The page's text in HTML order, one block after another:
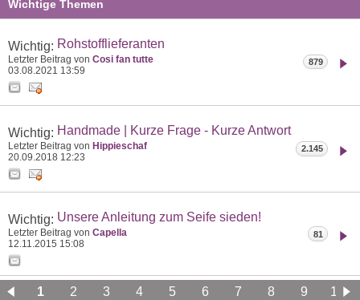
Wichtige Themen
Wichtig: Rohstofflieferanten
Letzter Beitrag von Cosi fan tutte
03.08.2021 13:59
879
Wichtig: Handmade | Kurze Frage - Kurze Antwort
Letzter Beitrag von Hippieschaf
20.09.2018 12:23
2.145
Wichtig: Unsere Anleitung zum Seife sieden!
Letzter Beitrag von Capella
12.11.2015 15:08
81
1 2 3 4 5 6 7 8 9
10